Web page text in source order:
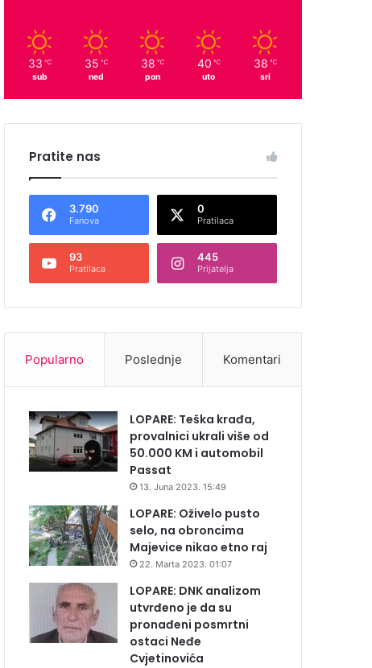
33 ℃
sub
35 ℃
ned
38 ℃
pon
40 ℃
uto
38 ℃
sri
Pratite nas
3.790
Fanova
0
Pratilaca
93
Pratilaca
445
Prijatelja
Popularno Poslednje Komentari
LOPARE: Teška krađa,
provalnici ukrali više od
50.000 KM i automobil
Passat
13. Juna 2023. 15:49
LOPARE: Oživelo pusto
selo, na obroncima
Majevice nikao etno raj
22. Marta 2023. 01:07
LOPARE: DNK analizom
utvrđeno je da su
pronađeni posmrtni
ostaci Neđe
Cvjetinovića